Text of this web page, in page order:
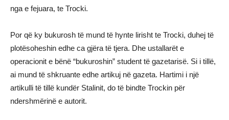
nga e fejuara, te Trocki.
Por që ky bukurosh të mund të hynte lirisht te Trocki, duhej të
plotësoheshin edhe ca gjëra të tjera. Dhe ustallarët e
operacionit e bënë “bukuroshin” student të gazetarisë. Si i tillë,
ai mund të shkruante edhe artikuj në gazeta. Hartimi i një
artikulli të tillë kundër Stalinit, do të bindte Trockin për
ndershmërinë e autorit.